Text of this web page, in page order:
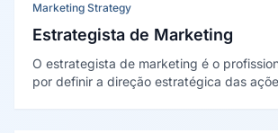
Marketing Strategy
Estrategista de Marketing
O estrategista de marketing é o
por definir a direção estratégica das